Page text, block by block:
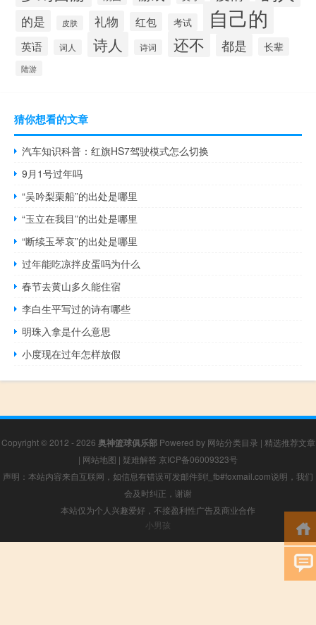
的是 皮肤 礼物 红包 考试 自己的
英语 词人 诗人 诗词 还不 都是 长辈
陆游
猜你想看的文章
汽车知识科普：红旗HS7驾驶模式怎么切换
9月1号过年吗
“吴吟梨栗船”的出处是哪里
“玉立在我目”的出处是哪里
“断续玉琴哀”的出处是哪里
过年能吃凉拌皮蛋吗为什么
春节去黄山多久能住宿
李白生平写过的诗有哪些
明珠入拿是什么意思
小度现在过年怎样放假
Copyright © 2012 - 2026 奥神篮球俱乐部Powered by 网站分类目录 | 精选推荐文章
| 网站地图 | 疑难解答 京ICP备06009323号
声明：本站内容来自互联网，如信息有错误可发邮件到f_fb#foxmail.com说明，我们
会及时纠正，谢谢
本站仅为个人兴趣爱好，不接盈利性广告及商业合作
小男孩